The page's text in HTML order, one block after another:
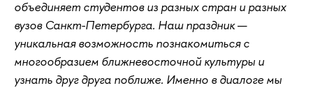
объединяет студентов из разных стран и разных
вузов Санкт-Петербурга. Наш праздник—
уникальная возможность познакомиться с
многообразием ближневосточной культуры и
узнать друг друга поближе. Именно в диалоге мы